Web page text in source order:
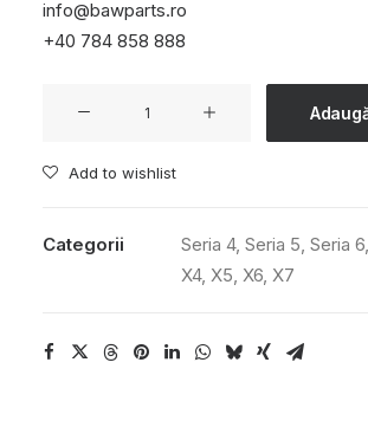
info@bawparts.ro
+40 784 858 888
1 în stoc
apă
pump)
Add to wishlist
Categorii Seria 4, Seria 5, Seria 6,
X4, X5, X6, X7